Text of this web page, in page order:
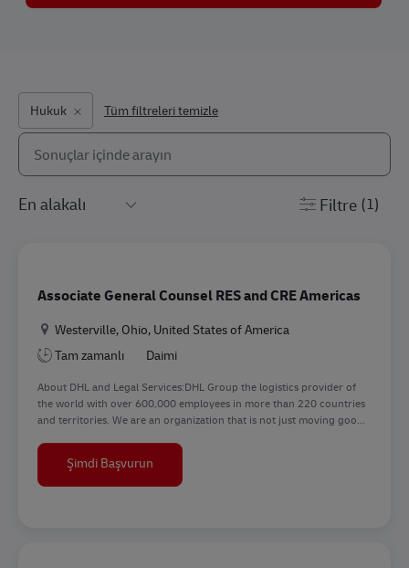
Hukuk Tüm filtreleri temizle
the results are updated
Aşağıdaki listeden arayın
Filtre (1)
Associate General Counsel RES and CRE Americas
Konum
Westerville, Ohio, United States of America
Tam zamanlı
Daimi
About DHL and Legal Services:DHL Group the logistics provider of
the world with over 600,000 employees in more than 220 countries
and territories. We are an organization that is not just moving goo...
Şimdi Başvurun